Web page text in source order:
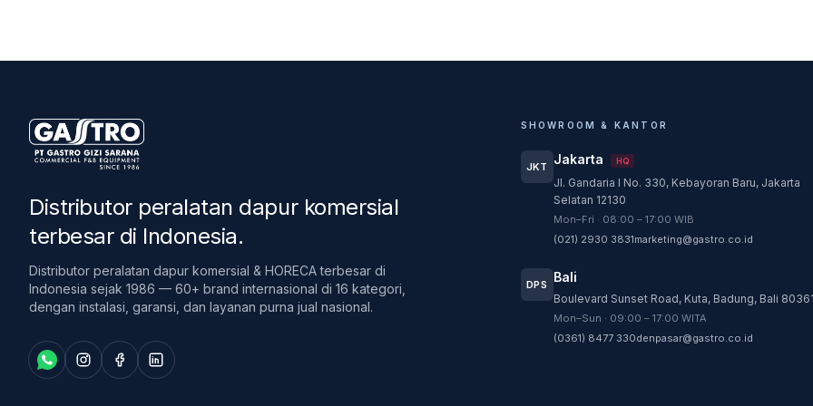
Distributor peralatan dapur komersial
terbesar di Indonesia.
Distributor peralatan dapur komersial & HORECA terbesar di
Indonesia sejak 1986 — 60+ brand internasional di 16 kategori,
dengan instalasi, garansi, dan layanan purna jual nasional.
SHOWROOM & KANTOR
JKT Jakarta HQ
Jl. Gandaria I No. 330, Kebayoran Baru, Jakarta
Selatan 12130
Mon–Fri · 08:00 – 17:00 WIB
(021) 2930 3831marketing@gastro.co.id
DPS Bali
Boulevard Sunset Road, Kuta, Badung, Bali 80361
Mon–Sun · 09:00 – 17:00 WITA
(0361) 8477 330denpasar@gastro.co.id